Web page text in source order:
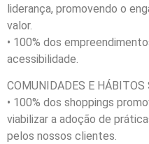
liderança, promovendo o
valor.
• 100% dos
acessibilidade.
COMUNIDADES E HÁBITOS
• 100% dos shoppings
viabilizar a adoção de
pelos nossos clientes.